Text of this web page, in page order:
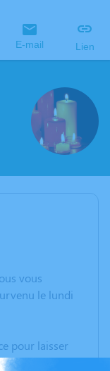
E-mail Lien
vous
le lundi
pour laisser
souvenirs, une